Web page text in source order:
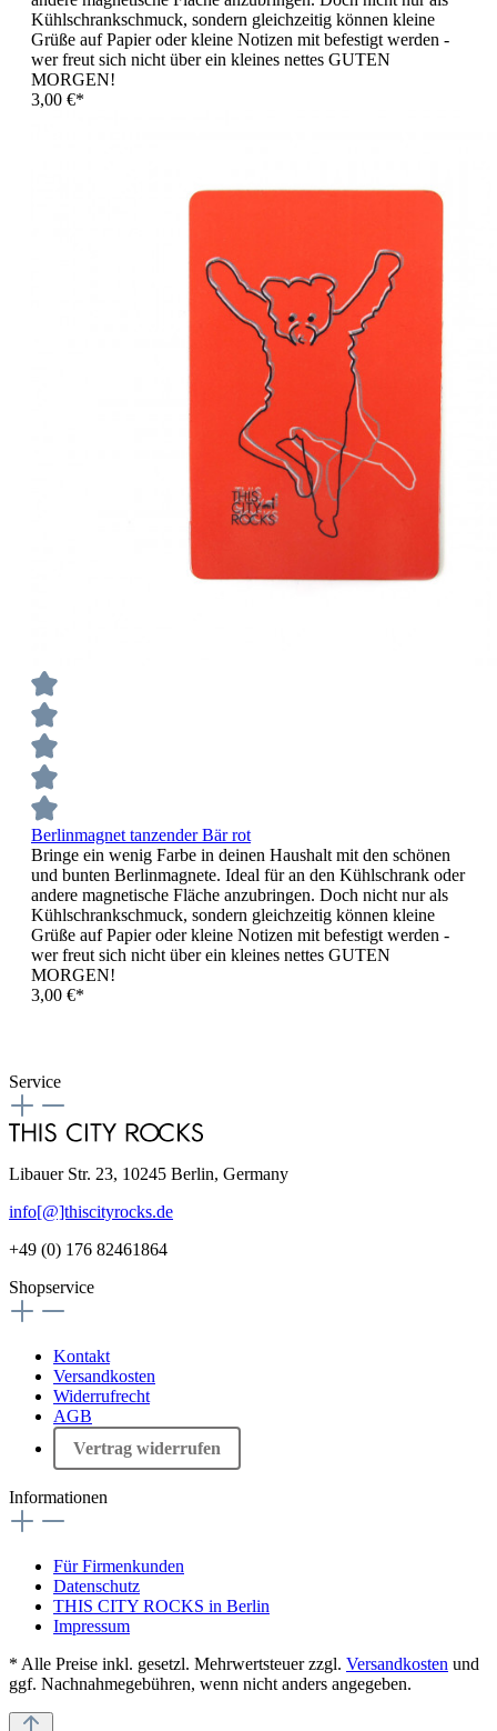
Kühlschrankschmuck, sondern gleichzeitig können kleine
Grüße auf Papier oder kleine Notizen mit befestigt werden -
wer freut sich nicht über ein kleines nettes GUTEN
MORGEN!
3,00 €*
Berlinmagnet tanzender Bär rot
Bringe ein wenig Farbe in deinen Haushalt mit den schönen
und bunten Berlinmagnete. Ideal für an den Kühlschrank oder
andere magnetische Fläche anzubringen. Doch nicht nur als
Kühlschrankschmuck, sondern gleichzeitig können kleine
Grüße auf Papier oder kleine Notizen mit befestigt werden -
wer freut sich nicht über ein kleines nettes GUTEN
MORGEN!
3,00 €*
Service
Libauer Str. 23, 10245 Berlin, Germany
info[@]thiscityrocks.de
+49 (0) 176 82461864
Shopservice
Kontakt
Versandkosten
Widerrufrecht
AGB
Vertrag widerrufen
Informationen
Für Firmenkunden
Datenschutz
THIS CITY ROCKS in Berlin
Impressum
* Alle Preise inkl. gesetzl. Mehrwertsteuer zzgl. Versandkosten und
ggf. Nachnahmegebühren, wenn nicht anders angegeben.